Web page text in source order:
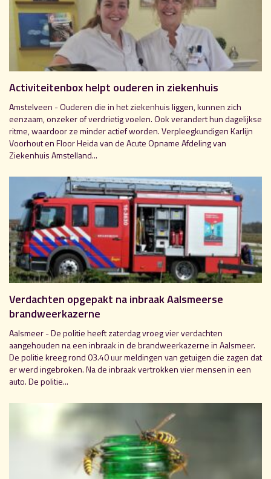
Activiteitenbox helpt ouderen in ziekenhuis
Amstelveen - Ouderen die in het ziekenhuis liggen, kunnen zich
eenzaam, onzeker of verdrietig voelen. Ook verandert hun dagelijkse
ritme, waardoor ze minder actief worden. Verpleegkundigen Karlijn
Voorhout en Floor Heida van de Acute Opname Afdeling van
Ziekenhuis Amstelland...
Verdachten opgepakt na inbraak Aalsmeerse
brandweerkazerne
Aalsmeer - De politie heeft zaterdag vroeg vier verdachten
aangehouden na een inbraak in de brandweerkazerne in Aalsmeer.
De politie kreeg rond 03.40 uur meldingen van getuigen die zagen dat
er werd ingebroken. Na de inbraak vertrokken vier mensen in een
auto. De politie...